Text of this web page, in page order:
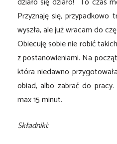
Przyznaję się, przypadkowo
wyszła, ale już wracam do
Obiecuję sobie nie robić
z postanowieniami. Na
która niedawno
obiad, albo zabrać do
max 15 minut.
Składniki: